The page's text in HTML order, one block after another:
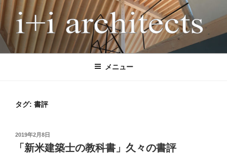
コ
ン
テ
ン
ツ
I+I ARCHITECTS
アイプラスアイ設計事務所は、多様な条件下でも「高性能」と「魅力的
応えてきました。 間取りを先に決めるのではなく、屋根や中間領域か
HEAT20 G2（UA値0.46以下）の長期優良住宅を標準とし、GX、ZEH、
東京ゼロエミなどの各種補助金活用にも柔軟に対応しています。施工
メニュー
タグ: 書評
投
2019年2月8日
「新米建築士の教科書」久々の書評